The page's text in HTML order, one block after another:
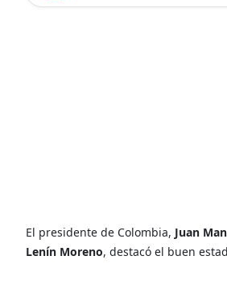
El presidente de Colombia, Juan
Lenín Moreno, destacó el buen